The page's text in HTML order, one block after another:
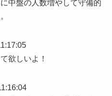
中盤の人数増やして守備的
欲しいよ！